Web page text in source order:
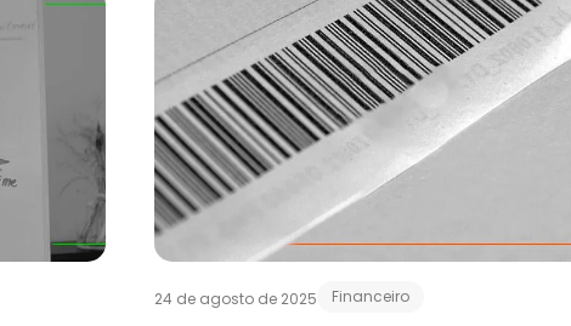
24 de agosto de 2025 Financeiro